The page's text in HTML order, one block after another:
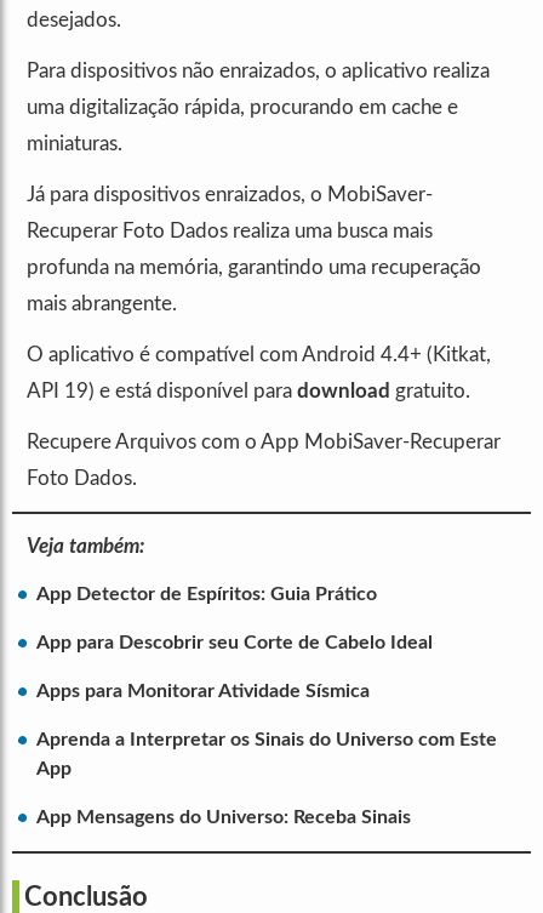
desejados.
Para dispositivos não enraizados, o aplicativo realiza
uma digitalização rápida, procurando em cache e
miniaturas.
Já para dispositivos enraizados, o MobiSaver-
Recuperar Foto Dados realiza uma busca mais
profunda na memória, garantindo uma recuperação
mais abrangente.
O aplicativo é compatível com Android 4.4+ (Kitkat,
API 19) e está disponível para download gratuito.
Recupere Arquivos com o App MobiSaver-Recuperar
Foto Dados.
Veja também:
App Detector de Espíritos: Guia Prático
App para Descobrir seu Corte de Cabelo Ideal
Apps para Monitorar Atividade Sísmica
Aprenda a Interpretar os Sinais do Universo com Este
App
App Mensagens do Universo: Receba Sinais
Conclusão